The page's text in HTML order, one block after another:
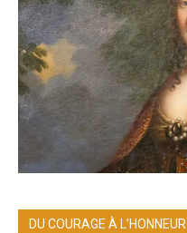
DU COURAGE À L’HONNEUR